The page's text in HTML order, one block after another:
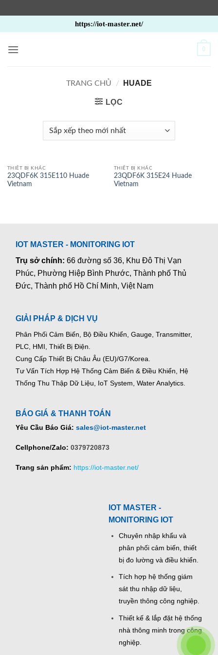
qua
nội
https://iot-master.net/
0
TRANG CHỦ / HUADE
LỌC
THIẾT BỊ KHÁC
23QDF6K 315E110 Huade
Vietnam
THIẾT BỊ KHÁC
23QDF6K 315E24 Huade
Vietnam
IOT MASTER - MONITORING IOT
Trụ sở chính:66 đường số 36, Khu Đô Thị Vạn
Phúc, Phường Hiệp Bình Phước, Thành phố Thủ
Đức, Thành phố Hồ Chí Minh, Việt Nam
GIẢI PHÁP & DỊCH VỤ
Phân Phối Cảm Biến, Bộ Điều Khiển, Gauge, Transmitter,
PLC, HMI, Thiết Bị Điện.
Cung Cấp Thiết Bị Châu Âu (EU)/G7/Korea.
Tư Vấn Tích Hợp Hệ Thống Cảm Biến & Điều Khiển, Hệ
Thống Thu Thập Dữ Liệu, IoT System, Water Analytics.
BÁO GIÁ & THANH TOÁN
Yêu Cầu Báo Giá: sales@iot-master.net
Cellphone/Zalo: 0379720873
Trang sản phẩm: https://iot-master.net/
IOT MASTER -
MONITORING IOT
Chuyên nhập khẩu và
phân phối cảm biến, thiết
bị đo lường và điều khiển.
Tích hợp hệ thống giám
sát thu nhập dữ liệu,
truyền thông công nghiệp.
Thiết kế & lắp đặt hệ thống
nhà thông minh trong công
nghiệp.